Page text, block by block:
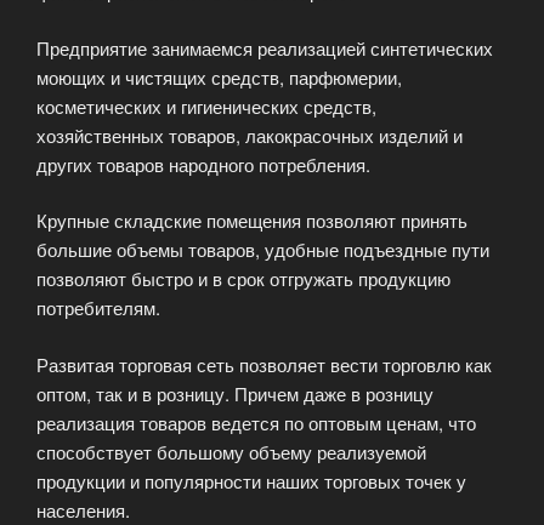
Предприятие занимаемся реализацией синтетических
моющих и чистящих средств, парфюмерии,
косметических и гигиенических средств,
хозяйственных товаров, лакокрасочных изделий и
других товаров народного потребления.
Крупные складские помещения позволяют принять
большие объемы товаров, удобные подъездные пути
позволяют быстро и в срок отгружать продукцию
потребителям.
Развитая торговая сеть позволяет вести торговлю как
оптом, так и в розницу. Причем даже в розницу
реализация товаров ведется по оптовым ценам, что
способствует большому объему реализуемой
продукции и популярности наших торговых точек у
населения.